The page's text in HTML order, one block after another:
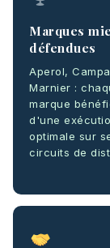
Marques
défendues
Aperol,
Marnier :
marque
d'une
optimale sur
circuits de